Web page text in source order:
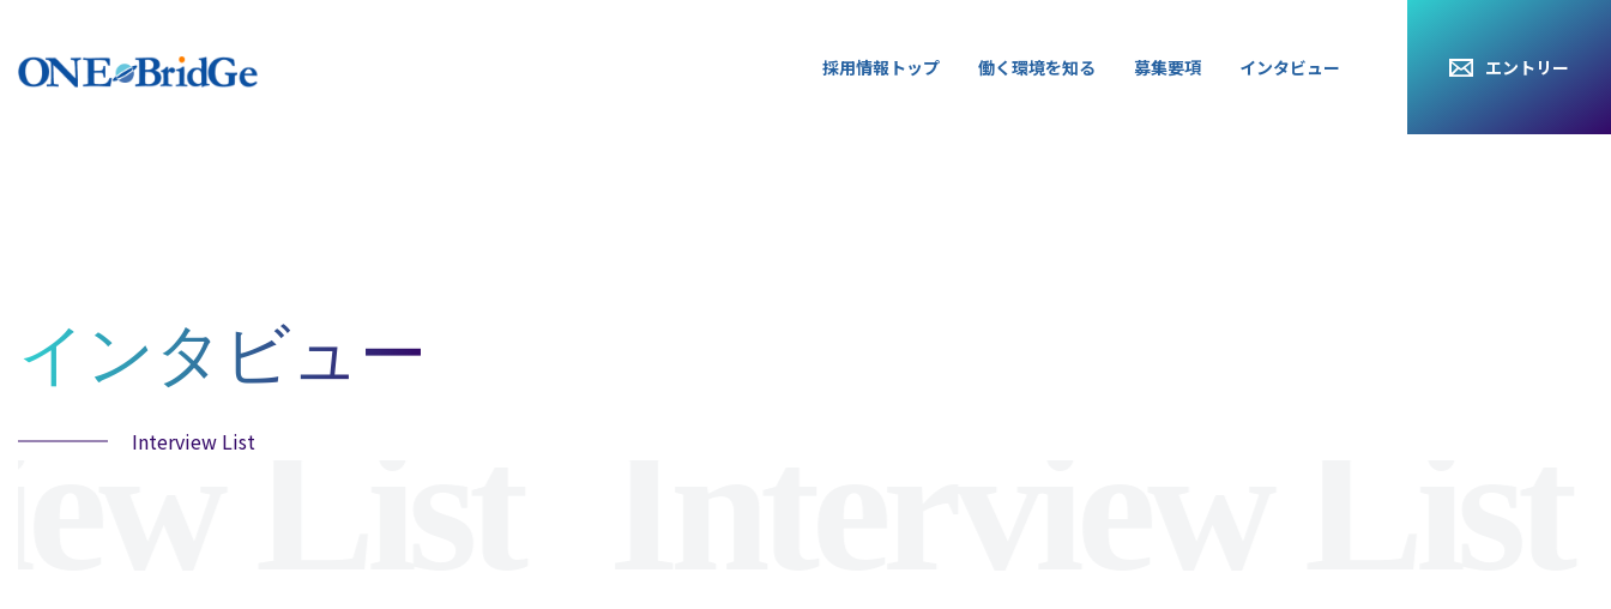
エントリー
採用情報トップ 働く環境を知る 募集要項 インタビュー
インタビュー
Interview List
List
エントリー
採用情報トップ 働く環境を知る 募集要項 インタビュー